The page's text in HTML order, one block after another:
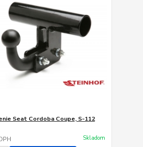
Seat Cordoba Coupe, S-112
Skladom